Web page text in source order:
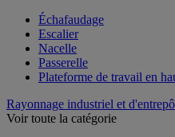
Échafaudage
Escalier
Nacelle
Passerelle
Plateforme de travail en
Rayonnage industriel et
Voir toute la catégorie